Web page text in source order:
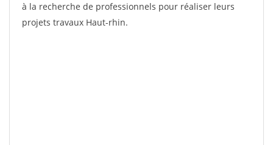
à la recherche de professionnels pour réaliser leurs
projets travaux Haut-rhin.